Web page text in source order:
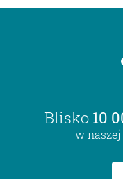
Blisko 10
w